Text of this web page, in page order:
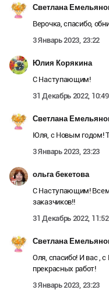
Светлана
Верочка, спасибо,
3 Январь 2023, 23:22
Юлия Корякина
С Наступающим!
31 Декабрь 2022, 10:49
Светлана
Юля, с Новым годом!
3 Январь 2023, 23:23
ольга бекетова
С Наступающим! Всем
заказчиков!!
31 Декабрь 2022, 11:52
Светлана
Оля, спасибо! И вас ,
прекрасных работ!
3 Январь 2023, 23:23